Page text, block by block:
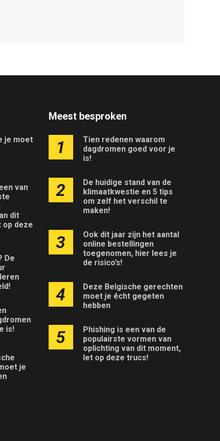
je moet
van
dit
op deze
De
is!
je
Meest besproken
1
Tien redenen waarom
dagdromen goed voor je
is!
2
De huidige stand van de
klimaatkwestie en 5 tips
om zelf het verschil te
maken!
3
Ook dit jaar zijn het aantal
online bestellingen
toegenomen, hier lees je
de risico’s!
4
Deze Belgische gerechten
moet je écht gegeten
hebben
5
Phishing is een van de
populairste vormen van
oplichting van dit moment,
let op deze trucs!